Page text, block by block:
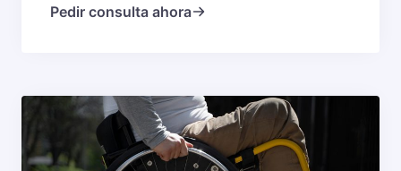
Pedir consulta ahora